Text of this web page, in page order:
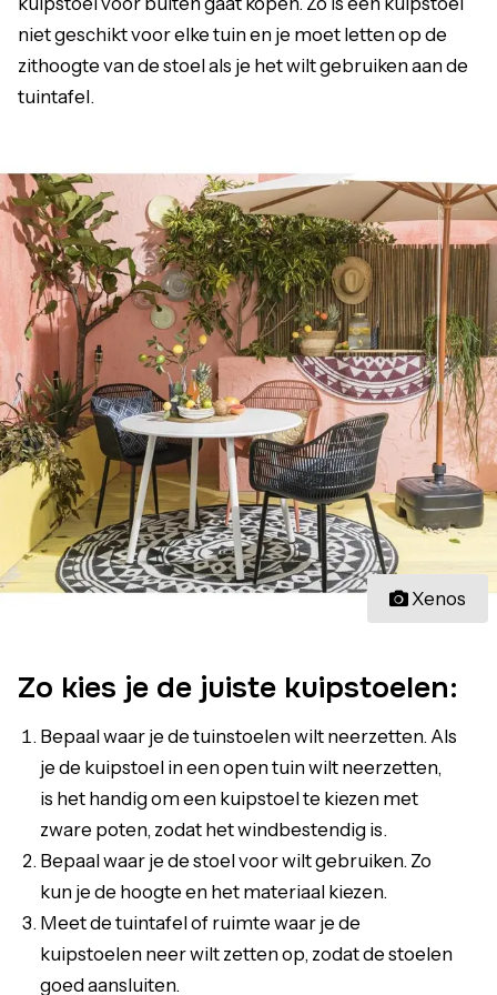
niet geschikt voor elke tuin en je moet letten op de
zithoogte van de stoel als je het wilt gebruiken aan de
tuintafel.
Xenos
Zo kies je de juiste kuipstoelen:
Bepaal waar je de tuinstoelen wilt neerzetten. Als
je de kuipstoel in een open tuin wilt neerzetten,
is het handig om een kuipstoel te kiezen met
zware poten, zodat het windbestendig is.
Bepaal waar je de stoel voor wilt gebruiken. Zo
kun je de hoogte en het materiaal kiezen.
Meet de tuintafel of ruimte waar je de
kuipstoelen neer wilt zetten op, zodat de stoelen
goed aansluiten.